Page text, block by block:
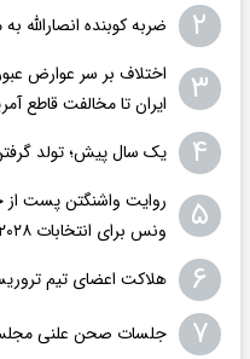
۲ ضربه کوبنده انصارالله
۳
ایران تا مخالفت قاطع
۴ یک سال پیش؛ تولد
۵
روایت واشنگتن پست
ونس برای انتخابات ۲۰۲۸
۶ هلاکت اعضای تیم
۷ جلسات صحن علنی مجلس